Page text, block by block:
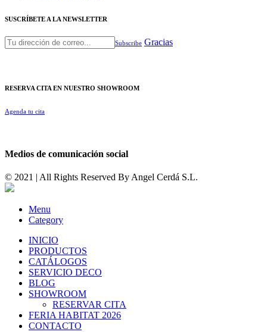
SUSCRÍBETE A LA NEWSLETTER
Subscribe Gracias
RESERVA CITA EN NUESTRO SHOWROOM
Agenda tu cita
Medios de comunicación social
© 2021 | All Rights Reserved By Angel Cerdá S.L.
Menu
Category
INICIO
PRODUCTOS
CATÁLOGOS
SERVICIO DECO
BLOG
SHOWROOM
RESERVAR CITA
FERIA HABITAT 2026
CONTACTO